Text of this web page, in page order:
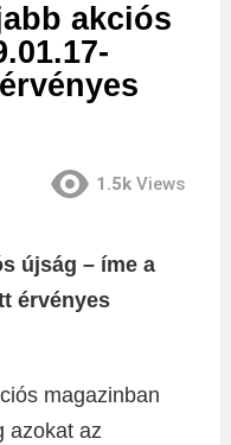
akciós
1.5k Views
újság – íme a
érvényes
magazinban
azokat az